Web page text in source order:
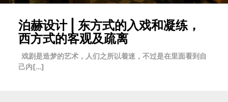
泊赫设计 | 东方式的入戏和凝练，
西方式的客观及疏离
戏剧是造梦的艺术，人们之所以着迷，不过是在里面看到自
己内[…]